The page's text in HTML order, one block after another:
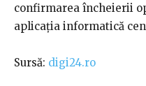
confirmarea încheierii
aplicația informatică
Sursă: digi24.ro